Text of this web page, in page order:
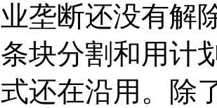
业垄断还没有解
条块分割和用计
式还在沿用。除